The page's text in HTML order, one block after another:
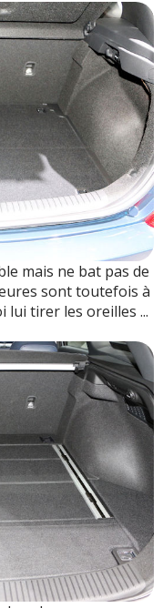
mais ne bat pas de
sont toutefois à
lui tirer les oreilles ...